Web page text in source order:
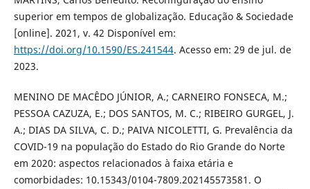
superior em tempos de globalização. Educação & Sociedade
[online]. 2021, v. 42 Disponível em:
https://doi.org/10.1590/ES.241544. Acesso em: 29 de jul. de
2023.
MENINO DE MACÊDO JÚNIOR, A.; CARNEIRO FONSECA, M.;
PESSOA CAZUZA, E.; DOS SANTOS, M. C.; RIBEIRO GURGEL, J.
A.; DIAS DA SILVA, C. D.; PAIVA NICOLETTI, G. Prevalência da
COVID-19 na população do Estado do Rio Grande do Norte
em 2020: aspectos relacionados à faixa etária e
comorbidades: 10.15343/0104-7809.202145573581. O